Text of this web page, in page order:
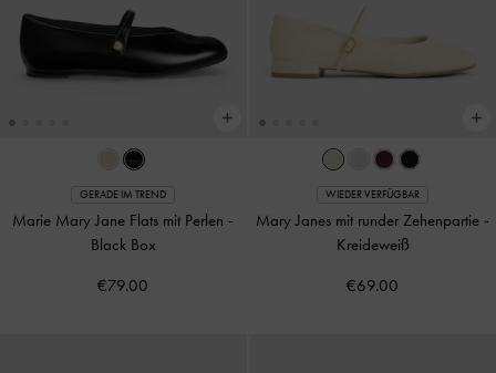
GERADE IM TREND
Marie Mary Jane Flats mit Perlen -
Black Box
€79.00
WIEDER VERFÜGBAR
Mary Janes mit runder Zehenpartie -
Kreideweiß
€69.00